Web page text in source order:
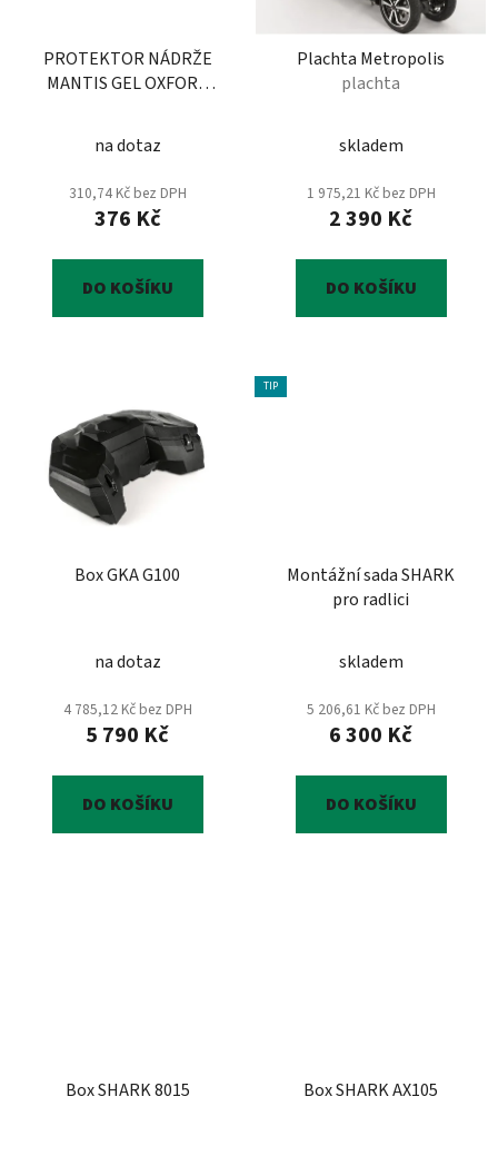
PROTEKTOR NÁDRŽE
MANTIS GEL OXFORD
na dotaz
310,74 Kč bez DPH
376 Kč
DO KOŠÍKU
Plachta Metropolis
plachta
skladem
1 975,21 Kč bez DPH
2 390 Kč
DO KOŠÍKU
Box GKA G100
na dotaz
4 785,12 Kč bez DPH
5 790 Kč
DO KOŠÍKU
TIP
Montážní sada SHARK
pro radlici
skladem
5 206,61 Kč bez DPH
6 300 Kč
DO KOŠÍKU
Box SHARK 8015 Box SHARK AX105